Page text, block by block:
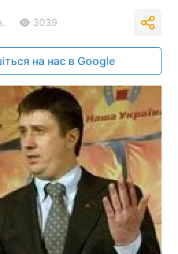
3039
на нас в Google